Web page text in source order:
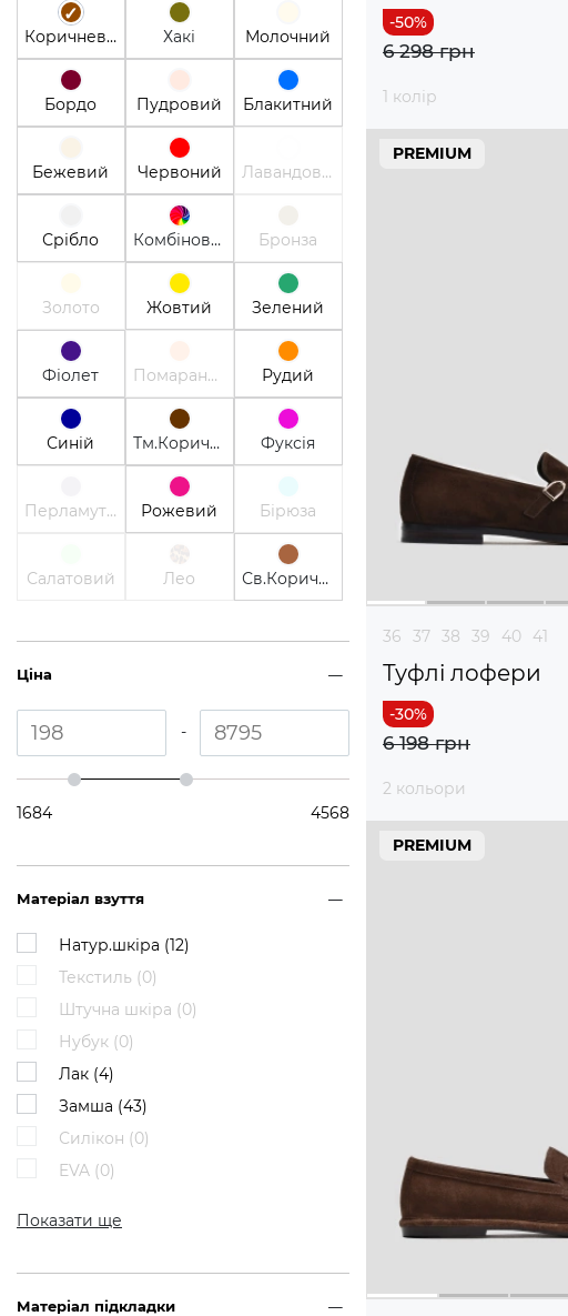
Коричневий Хакі Молочний
Бордо Пудровий Блакитний
Бежевий Червоний Лавандовый
Срібло Комбінований Бронза
Золото Жовтий Зелений
Фіолет Помаранчевий Рудий
Синій Тм.Коричневий Фуксія
Перламутр Рожевий Бірюза
Салатовий Лео Св.Коричневий
Ціна
-
1684 4568
Матеріал взуття
Натур.шкіра (12)
Текстиль (0)
Штучна шкіра (0)
Нубук (0)
Лак (4)
Замша (43)
Силікон (0)
EVA (0)
Показати ще
Матеріал підкладки
6 298 грн
1 колір
PREMIUM
36 37 38 39 40 41
Туфлі лофери
6 198 грн
2 кольори
PREMIUM